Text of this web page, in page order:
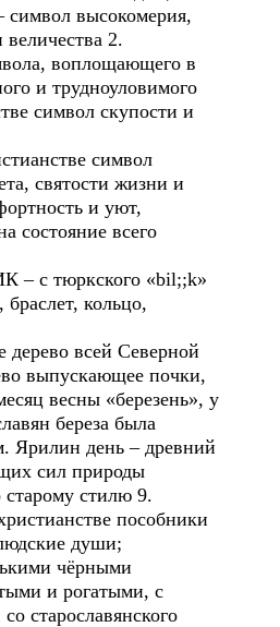
символ высокомерия,
2.
воплощающего в
и трудноуловимого
символ скупости и
символ
святости жизни и
и уют,
состояние всего
с тюркского «bil;;k»
кольцо,
всей Северной
выпускающее почки,
весны «березень», у
береза была
Ярилин день – древний
сил природы
стилю 9.
пособники
души;
чёрными
и рогатыми, с
старославянского